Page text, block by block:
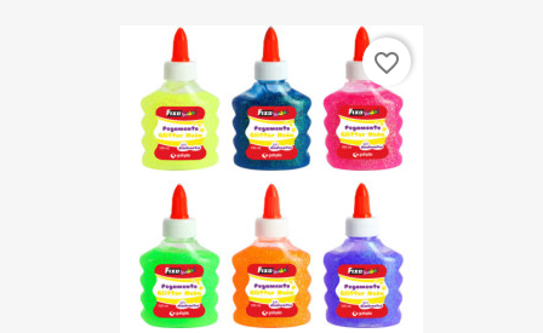
favorite_border